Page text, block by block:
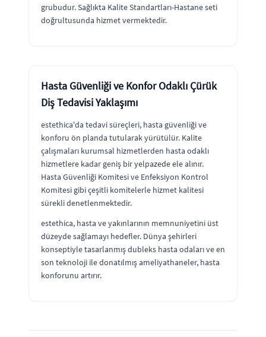
grubudur. Sağlıkta Kalite Standartları-Hastane seti
doğrultusunda hizmet vermektedir.
Hasta Güvenliği ve Konfor Odaklı Çürük
Diş Tedavisi Yaklaşımı
estethica'da tedavi süreçleri, hasta güvenliği ve
konforu ön planda tutularak yürütülür. Kalite
çalışmaları kurumsal hizmetlerden hasta odaklı
hizmetlere kadar geniş bir yelpazede ele alınır.
Hasta Güvenliği Komitesi ve Enfeksiyon Kontrol
Komitesi gibi çeşitli komitelerle hizmet kalitesi
sürekli denetlenmektedir.
estethica, hasta ve yakınlarının memnuniyetini üst
düzeyde sağlamayı hedefler. Dünya şehirleri
konseptiyle tasarlanmış dubleks hasta odaları ve en
son teknoloji ile donatılmış ameliyathaneler, hasta
konforunu artırır.